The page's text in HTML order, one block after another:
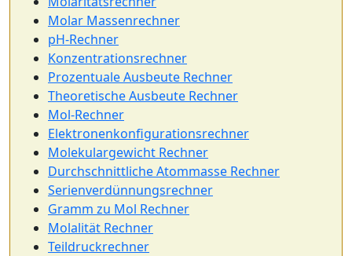
Molar Massenrechner
pH-Rechner
Konzentrationsrechner
Prozentuale Ausbeute Rechner
Theoretische Ausbeute Rechner
Mol-Rechner
Elektronenkonfigurationsrechner
Molekulargewicht Rechner
Durchschnittliche Atommasse Rechner
Serienverdünnungsrechner
Gramm zu Mol Rechner
Molalität Rechner
Teildruckrechner